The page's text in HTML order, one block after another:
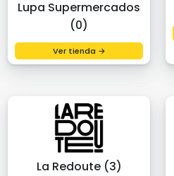
Lupa Supermercados
(0)
Ver tienda →
La Redoute (3)